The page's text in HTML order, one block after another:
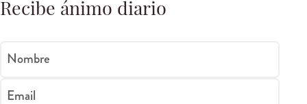
Recibe ánimo diario
Nombre
Email